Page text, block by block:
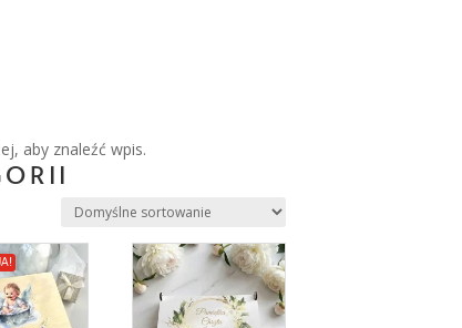
aby znaleźć wpis.